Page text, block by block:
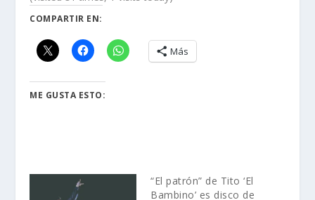
COMPARTIR EN:
Más
ME GUSTA ESTO:
“El patrón” de Tito ‘El
Bambino’ es disco de